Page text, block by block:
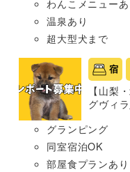
わんこメニューあ
温泉あり
超大型犬まで
宿
【山梨
グヴィラ
グランピング
同室宿泊OK
部屋食プランあり